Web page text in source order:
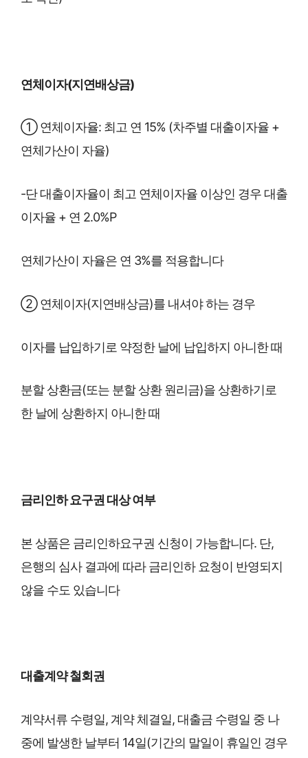
연체이자(지연배상금)
① 연체이자율: 최고 연 15% (차주별 대출이자율 +
연체가산이 자율)
-단 대출이자율이 최고 연체이자율 이상인 경우 대출
이자율 + 연 2.0%P
연체가산이 자율은 연 3%를 적용합니다
② 연체이자(지연배상금)를 내셔야 하는 경우
이자를 납입하기로 약정한 날에 납입하지 아니한 때
분할 상환금(또는 분할 상환 원리금)을 상환하기로
한 날에 상환하지 아니한 때
금리인하 요구권 대상 여부
본 상품은 금리인하요구권 신청이 가능합니다. 단,
은행의 심사 결과에 따라 금리인하 요청이 반영되지
않을 수도 있습니다
대출계약 철회권
계약서류 수령일, 계약 체결일, 대출금 수령일 중 나
중에 발생한 날부터 14일(기간의 말일이 휴일인 경우